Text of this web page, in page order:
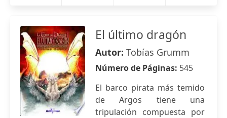
El último dragón
Autor: Tobías Grumm
Número de Páginas: 545
El barco pirata más temido
de Argos tiene una
tripulación compuesta por